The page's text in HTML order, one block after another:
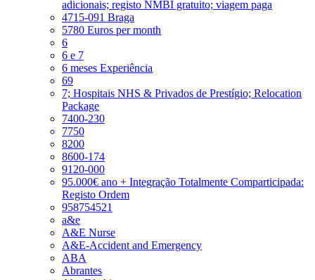
adicionais; registo NMBI gratuito; viagem paga
4715-091 Braga
5780 Euros per month
6
6 e 7
6 meses Experiência
69
7; Hospitais NHS & Privados de Prestígio; Relocation
Package
7400-230
7750
8200
8600-174
9120-000
95.000€ ano + Integração Totalmente Comparticipada:
Registo Ordem
958754521
a&e
A&E Nurse
A&E-Accident and Emergency
ABA
Abrantes